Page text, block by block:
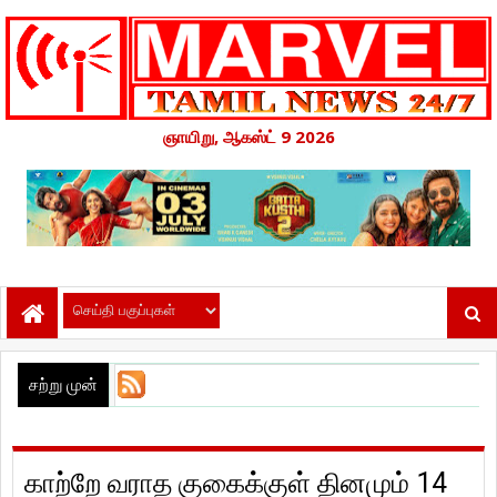
ஞாயிறு, ஆகஸ்ட் 9 2026
சற்று முன்
காற்றே வராத குகைக்குள் தினமும் 14